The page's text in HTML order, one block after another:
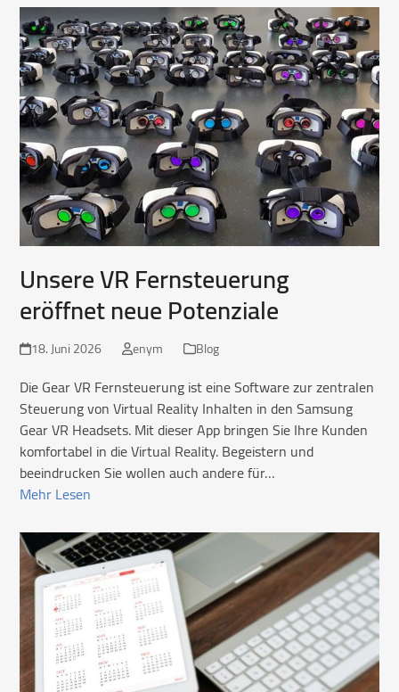
Unsere VR Fernsteuerung
eröffnet neue Potenziale
18. Juni 2026 enym Blog
Die Gear VR Fernsteuerung ist eine Software zur zentralen
Steuerung von Virtual Reality Inhalten in den Samsung
Gear VR Headsets. Mit dieser App bringen Sie Ihre Kunden
komfortabel in die Virtual Reality. Begeistern und
beeindrucken Sie wollen auch andere für…
Mehr Lesen